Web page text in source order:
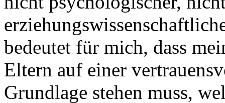
bedeutet für mich, dass
Eltern auf einer
Grundlage stehen muss,